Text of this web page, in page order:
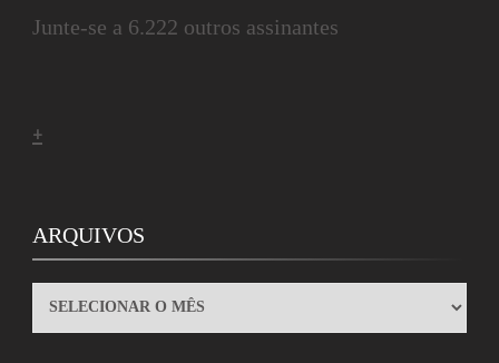
Junte-se a 6.222 outros assinantes
+
ARQUIVOS
ARQUIVOS